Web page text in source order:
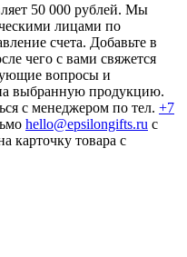
50 000 рублей. Мы
лицами по
счета. Добавьте в
чего с вами свяжется
вопросы и
выбранную продукцию.
с менеджером по тел. +7
hello@epsilongifts.ru с
карточку товара с